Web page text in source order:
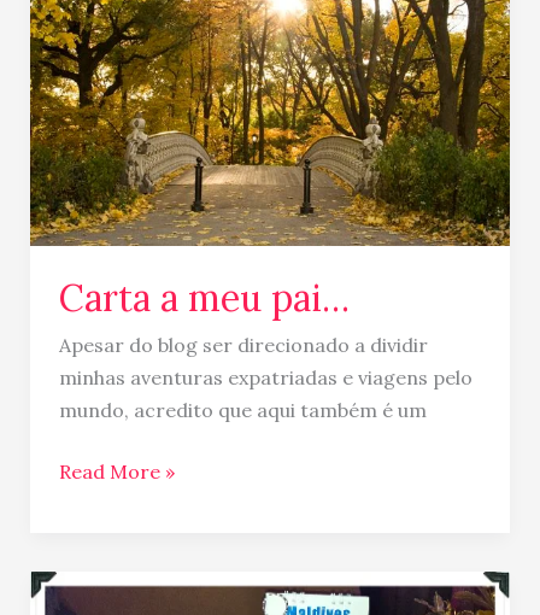
Carta a meu pai…
Apesar do blog ser direcionado a dividir
minhas aventuras expatriadas e viagens pelo
mundo, acredito que aqui também é um
a
meu
pai…
Read More »
Sorteio